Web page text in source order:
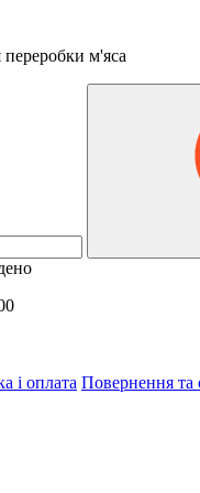
м'яса
і оплата Повернення та